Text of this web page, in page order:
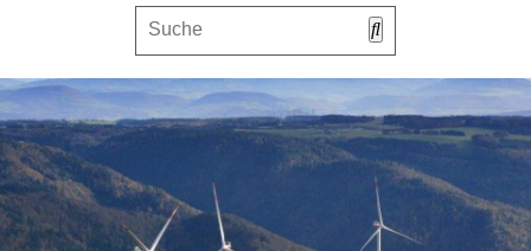
Bürgerservice & Gemeinderat
Leben in Hasel